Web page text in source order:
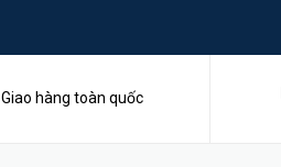
Giao hàng toàn quốc